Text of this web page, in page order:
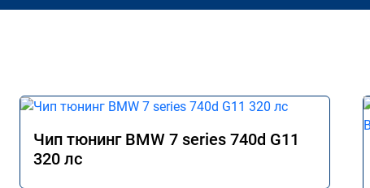
Чип тюнинг BMW 7 series 740d G11
320 лс